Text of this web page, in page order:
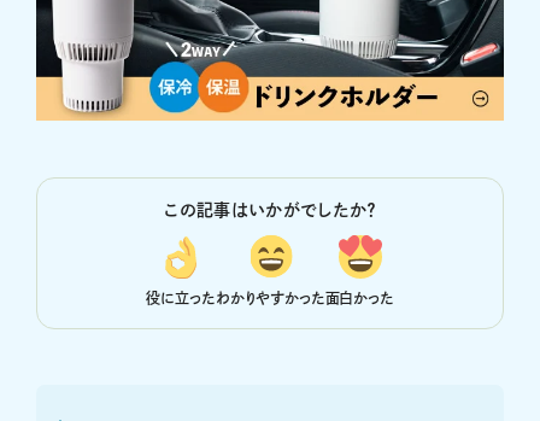
この記事はいかがでしたか？
役に立ったわかりやすかった面白かった